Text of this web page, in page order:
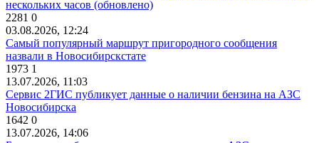
нескольких часов (обновлено)
2281 0
03.08.2026, 12:24
Самый популярный маршрут пригородного сообщения
назвали в Новосибирскстате
1973 1
13.07.2026, 11:03
Сервис 2ГИС публикует данные о наличии бензина на АЗС
Новосибирска
1642 0
13.07.2026, 14:06